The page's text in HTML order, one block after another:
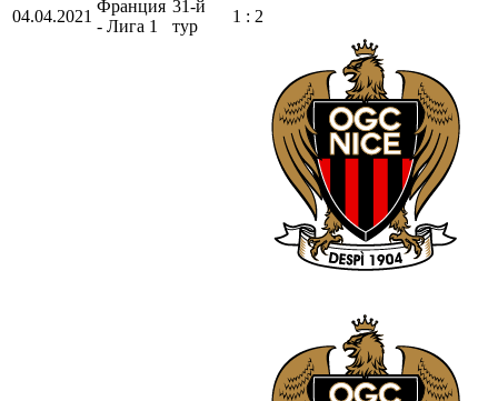
04.04.2021
Франция
- Лига 1
31-й
тур
1 : 2